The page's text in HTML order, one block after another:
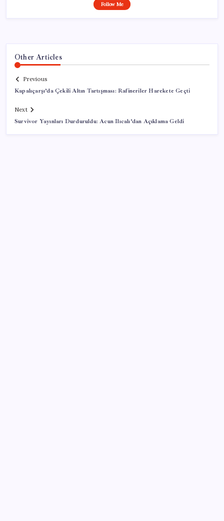
Follow Me
Other Articles
Previous
Kapalıçarşı’da Çekili Altın Tartışması: Rafineriler Harekete Geçti
Next
Survivor Yayınları Durduruldu: Acun Ilıcalı’dan Açıklama Geldi